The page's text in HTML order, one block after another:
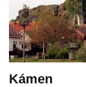
Kámen